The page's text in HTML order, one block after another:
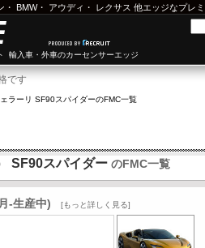
・ BMW・ アウディ ・ レクサス 他エッジなプレ
輸入車・外車のカーセンサーエッジ
です
ラーリ SF90スパイダーのFMC一覧
SF90スパイダー のFMC一覧
-生産中) [もっと詳しく見る]